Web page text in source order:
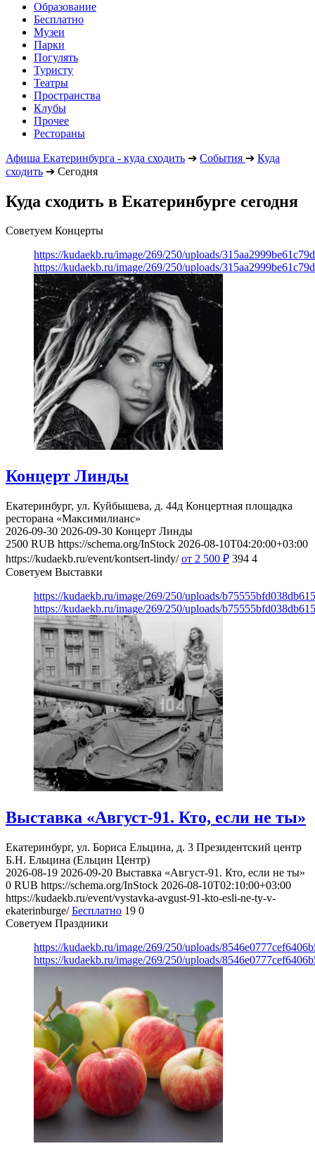
Образование
Бесплатно
Музеи
Парки
Погулять
Туристу
Театры
Пространства
Клубы
Прочее
Рестораны
Афиша Екатеринбурга - куда сходить ➔ События ➔ Куда
сходить ➔ Сегодня
Куда сходить в Екатеринбурге сегодня
Советуем Концерты
https://kudaekb.ru/image/269/250/uploads/
https://kudaekb.ru/image/269/250/uploads/
Концерт Линды
Екатеринбург, ул. Куйбышева, д. 44д Концертная площадка
ресторана «Максимилианс»
2026-09-30 2026-09-30 Концерт Линды
2500 RUB https://schema.org/InStock 2026-08-10T04:20:00+03:00
https://kudaekb.ru/event/kontsert-lindy/ от 2 500 ₽ 394 4
Советуем Выставки
https://kudaekb.ru/image/269/250/uploads/
https://kudaekb.ru/image/269/250/uploads/
Выставка «Август-91. Кто, если не ты»
Екатеринбург, ул. Бориса Ельцина, д. 3 Президентский центр
Б.Н. Ельцина (Ельцин Центр)
2026-08-19 2026-09-20 Выставка «Август-91. Кто, если не ты»
0 RUB https://schema.org/InStock 2026-08-10T02:10:00+03:00
https://kudaekb.ru/event/vystavka-avgust-91-kto-esli-ne-ty-v-
ekaterinburge/ Бесплатно 19 0
Советуем Праздники
https://kudaekb.ru/image/269/250/uploads/
https://kudaekb.ru/image/269/250/uploads/